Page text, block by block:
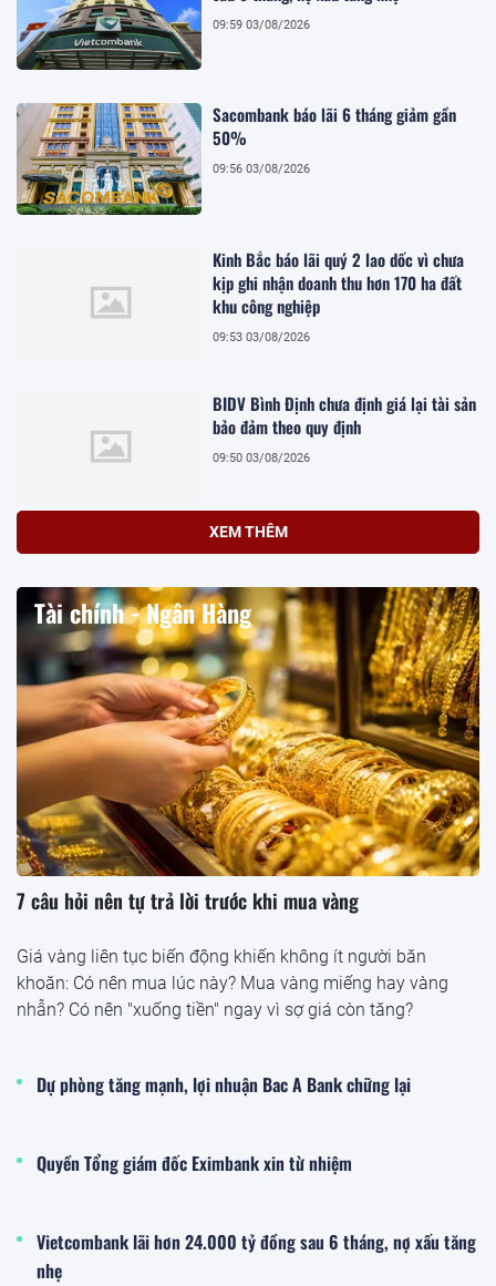
09:59 03/08/2026
Sacombank báo lãi 6 tháng giảm gần
50%
09:56 03/08/2026
Kinh Bắc báo lãi quý 2 lao dốc vì chưa
kịp ghi nhận doanh thu hơn 170 ha đất
khu công nghiệp
09:53 03/08/2026
BIDV Bình Định chưa định giá lại tài sản
bảo đảm theo quy định
09:50 03/08/2026
XEM THÊM
Tài chính - Ngân Hàng
7 câu hỏi nên tự trả lời trước khi mua vàng
Giá vàng liên tục biến động khiến không ít người băn
khoăn: Có nên mua lúc này? Mua vàng miếng hay vàng
nhẫn? Có nên "xuống tiền" ngay vì sợ giá còn tăng?
Dự phòng tăng mạnh, lợi nhuận Bac A Bank chững lại
Quyền Tổng giám đốc Eximbank xin từ nhiệm
Vietcombank lãi hơn 24.000 tỷ đồng sau 6 tháng, nợ xấu tăng
nhẹ